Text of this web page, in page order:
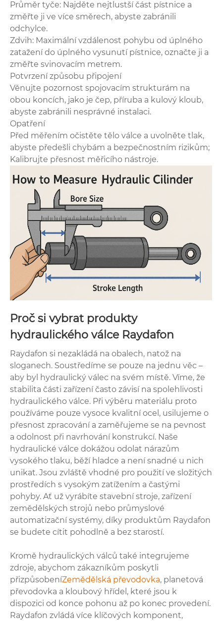
Průměr tyče: Najděte nejtlustší část pístnice a
změřte ji ve více směrech, abyste zabránili
odchylce.
Zdvih: Maximální vzdálenost pohybu od úplného
zatažení do úplného vysunutí pístnice, označte ji a
změřte svinovacím metrem.
Potvrzení způsobu připojení
Věnujte pozornost spojovacím strukturám na
obou koncích, jako je čep, příruba a kulový kloub,
abyste zabránili nesprávné instalaci.
Opatření
Před měřením očistěte tělo válce a uvolněte tlak,
abyste předešli chybám a bezpečnostním rizikům;
Kalibrujte přesnost měřicího nástroje.
Proč si vybrat produkty
hydraulického válce Raydafon
Raydafon si nezakládá na obalech, natož na
sloganech. Soustředíme se pouze na jednu věc –
aby byl hydraulický válec na svém místě. Víme, že
stabilita části zařízení často závisí na spolehlivosti
hydraulického válce. Při výběru materiálu proto
používáme pouze vysoce kvalitní ocel, usilujeme o
přesnost zpracování a zaměřujeme se na pevnost
a odolnost při navrhování konstrukcí. Naše
hydraulické válce dokážou odolat nárazům
vysokého tlaku, běží hladce a není snadné u nich
unikat. Jsou zvláště vhodné pro použití ve složitých
prostředích s vysokým zatížením a častými
pohyby. Ať už vyrábíte stavební stroje, zařízení
zemědělských strojů nebo průmyslové
automatizační systémy, díky produktům Raydafon
se budete cítit pohodlně a bez starostí.
Kromě hydraulických válců také integrujeme
zdroje, abychom zákazníkům poskytli
přizpůsobeníZemědělská převodovka, planetová
převodovka a kloubový hřídel, které jsou k
dispozici od konce pohonu až po konec provedení.
Raydafon zvládá více klíčových komponent,